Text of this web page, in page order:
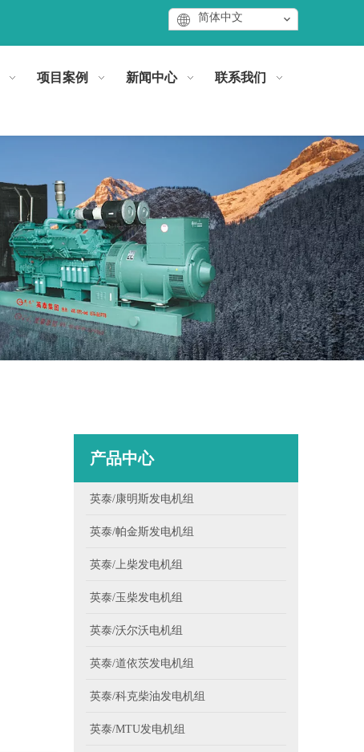
简体中文
项目案例 新闻中心 联系我们
产品中心
英泰/康明斯发电机组
英泰/帕金斯发电机组
英泰/上柴发电机组
英泰/玉柴发电机组
英泰/沃尔沃电机组
英泰/道依茨发电机组
英泰/科克柴油发电机组
英泰/MTU发电机组